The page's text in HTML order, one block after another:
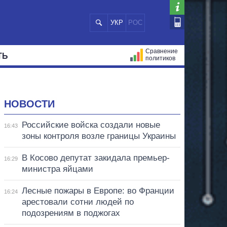
УКР РОС
Сравнение
политиков
НОВОСТИ
16:43
Российские войска создали новые
зоны контроля возле границы Украины
16:29
В Косово депутат закидала премьер-
министра яйцами
16:24
Лесные пожары в Европе: во Франции
арестовали сотни людей по
подозрениям в поджогах